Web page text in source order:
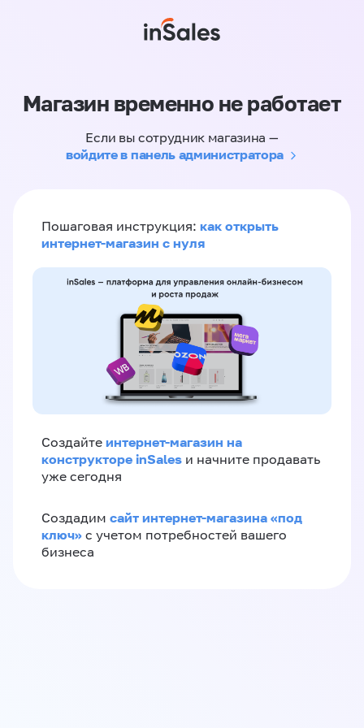
Магазин временно не работает
Если вы сотрудник магазина —
войдите в панель администратора
Пошаговая инструкция: как открыть
интернет-магазин с нуля
Создайте интернет-магазин на
конструкторе inSales и начните продавать
уже сегодня
Создадим сайт интернет-магазина «под
ключ» с учетом потребностей вашего
бизнеса